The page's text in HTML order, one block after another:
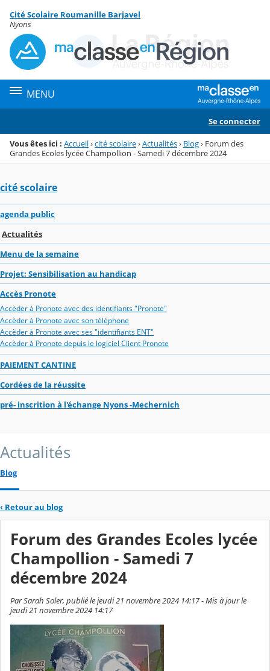
Menu de la rubrique
Contenu
Cité Scolaire Roumanille Barjavel
Nyons
MENU
Se connecter
Vous êtes ici : Accueil›cité scolaire›Actualités› Blog› Forum des
Grandes Ecoles lycée Champollion - Samedi 7 décembre 2024
cité scolaire
agenda public
Actualités
Menu de la semaine
Projet: Sensibilisation au handicap
Accès Pronote
Accèder à Pronote avec des identifiants "Pronote"
Accèder à Pronote avec son téléphone
Accèder à Pronote avec ses "identifiants ENT"
Accèder à Pronote depuis le logiciel Client Pronote
PAIEMENT CANTINE
Cordées de la réussite
pré- inscrition à l'échange Nyons -Mechernich
Actualités
Blog
‹ Retour au blog
Forum des Grandes Ecoles lycée
Champollion - Samedi 7
décembre 2024
Par Sarah Soler, publié le jeudi 21 novembre 2024 14:17 - Mis à jour le
jeudi 21 novembre 2024 14:17